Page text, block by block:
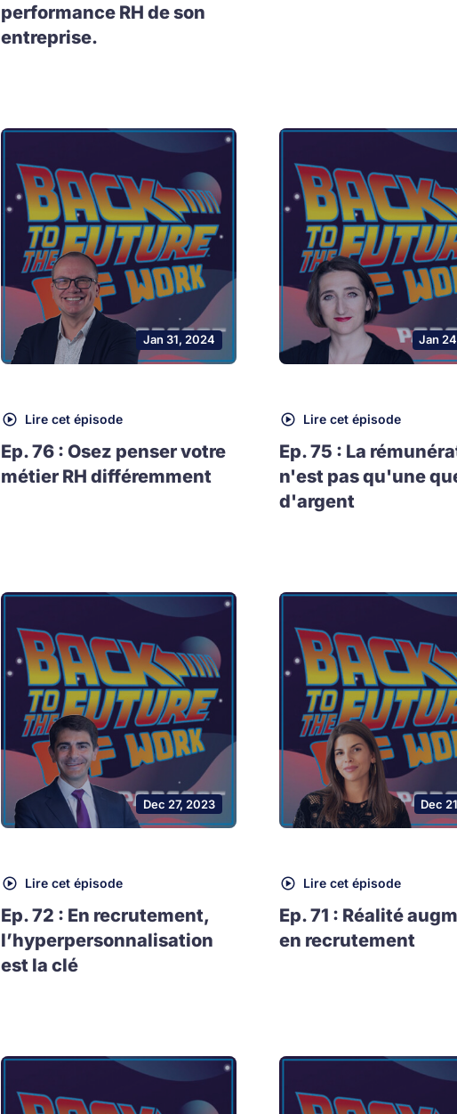
performance RH de son
entreprise.
Jan 31, 2024
Lire cet épisode
Ep. 76 : Osez penser votre
métier RH différemment
Jan
Lire cet épisode
Ep. 75 : La
n'est pas qu'une
d'argent
Dec 27, 2023
Lire cet épisode
Ep. 72 : En recrutement,
l’hyperpersonnalisation
est la clé
Dec
Lire cet épisode
Ep. 71 : Réalité
en recrutement